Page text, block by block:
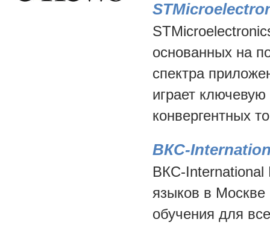
основанных на
спектра
играет
конвергентных
ВКС-
ВКС-International
языков в
обучения для